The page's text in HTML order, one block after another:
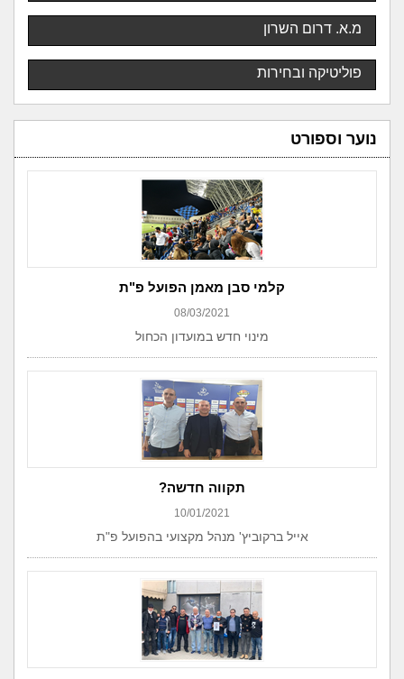
מ.א. דרום השרון
פוליטיקה ובחירות
נוער וספורט
קלמי סבן מאמן הפועל פ"ת
08/03/2021
מינוי חדש במועדון הכחול
תקווה חדשה?
10/01/2021
אייל ברקוביץ' מנהל מקצועי בהפועל פ"ת